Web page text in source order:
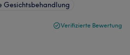
Gesichtsbehandlung
Verifizierte Bewertung